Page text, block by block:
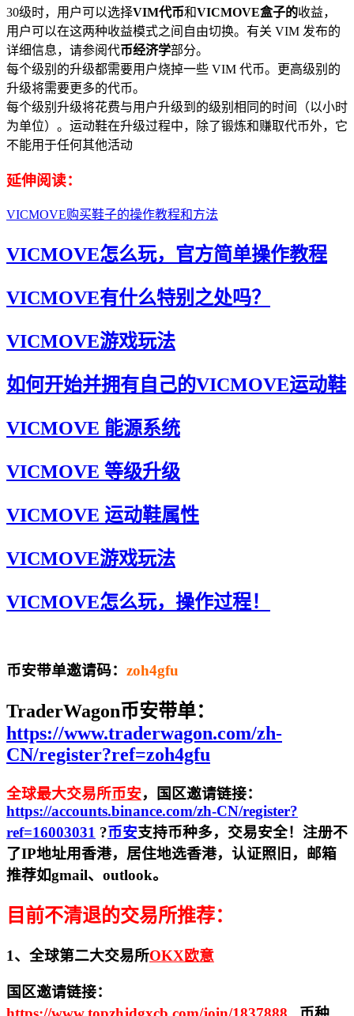
30级时，用户可以选择VIM代币和VICMOVE盒子的收益，
用户可以在这两种收益模式之间自由切换。有关 VIM 发布的
详细信息，请参阅代币经济学部分。
每个级别的升级都需要用户烧掉一些 VIM 代币。更高级别的
升级将需要更多的代币。
每个级别升级将花费与用户升级到的级别相同的时间（以小时
为单位）。运动鞋在升级过程中，除了锻炼和赚取代币外，它
不能用于任何其他活动
延伸阅读：
VICMOVE购买鞋子的操作教程和方法
VICMOVE怎么玩，官方简单操作教程
VICMOVE有什么特别之处吗？
VICMOVE游戏玩法
如何开始并拥有自己的VICMOVE运动鞋
VICMOVE 能源系统
VICMOVE 等级升级
VICMOVE 运动鞋属性
VICMOVE游戏玩法
VICMOVE怎么玩，操作过程！
币安带单邀请码： zoh4gfu
TraderWagon币安带单：
https://www.traderwagon.com/zh-
CN/register?ref=zoh4gfu
全球最大交易所币安，国区邀请链接：
https://accounts.binance.com/zh-CN/register?
ref=16003031 ?币安支持币种多，交易安全！注册不
了IP地址用香港，居住地选香港，认证照旧， 邮箱
推荐如gmail、outlook。
目前不清退的交易所推荐：
1、全球第二大交易所OKX欧意
国区邀请链接：